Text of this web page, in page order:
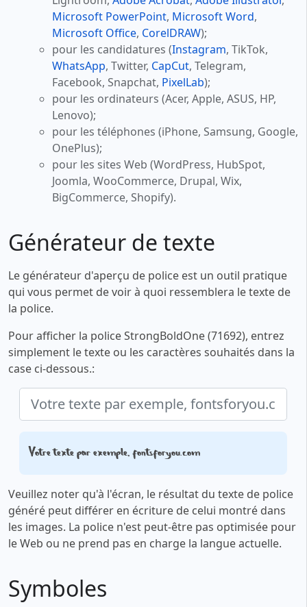
Microsoft PowerPoint, Microsoft Word,
Microsoft Office, CorelDRAW);
pour les candidatures (Instagram, TikTok,
WhatsApp, Twitter, CapCut, Telegram,
Facebook, Snapchat, PixelLab);
pour les ordinateurs (Acer, Apple, ASUS, HP,
Lenovo);
pour les téléphones (iPhone, Samsung, Google,
OnePlus);
pour les sites Web (WordPress, HubSpot,
Joomla, WooCommerce, Drupal, Wix,
BigCommerce, Shopify).
Générateur de texte
Le générateur d'aperçu de police est un outil pratique
qui vous permet de voir à quoi ressemblera le texte de
la police.
Pour afficher la police StrongBoldOne (71692), entrez
simplement le texte ou les caractères souhaités dans la
case ci-dessous.:
Votre texte par exemple, fontsforyou.com
Veuillez noter qu'à l'écran, le résultat du texte de police
généré peut différer en écriture de celui montré dans
les images. La police n'est peut-être pas optimisée pour
le Web ou ne prend pas en charge la langue actuelle.
Symboles